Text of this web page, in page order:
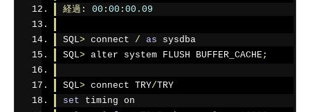
経過: 00 : 00 : 00.09
SQL> connect / as sysdba
SQL> alter system FLUSH BUFFER_CACHE;
SQL> connect TRY/TRY
set timing on